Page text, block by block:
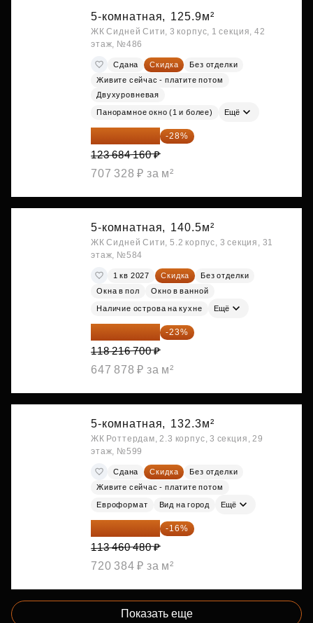
5-комнатная, 125.9м²
ЖК Сидней Сити, 3 корпус, 1 секция, 42
этаж, №486
Сдана Скидка
Без отделки
Живите сейчас - платите потом
Двухуровневая
Панорамное окно (1 и более) Ещё
89 052 595 ₽ -28%
123 684 160 ₽
707 328 ₽ за м²
5-комнатная, 140.5м²
ЖК Сидней Сити, 5.2 корпус, 3 секция, 31
этаж, №584
1 кв 2027 Скидка
Без отделки
Окна в пол
Окно в ванной
Наличие острова на кухне Ещё
91 026 859 ₽ -23%
118 216 700 ₽
647 878 ₽ за м²
5-комнатная, 132.3м²
ЖК Роттердам, 2.3 корпус, 3 секция, 29
этаж, №599
Сдана Скидка
Без отделки
Живите сейчас - платите потом
Евроформат Вид на город Ещё
95 306 803 ₽ -16%
113 460 480 ₽
720 384 ₽ за м²
Показать еще